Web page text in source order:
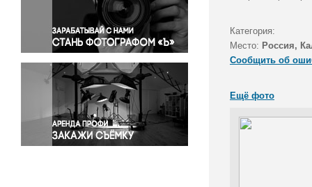
Правосудие
Происшествия и конфликты
Религия
Светская жизнь
Спорт
Экология
Экономика и бизнес
Категория:
Место: Россия,
Сообщить об
Ещё фото